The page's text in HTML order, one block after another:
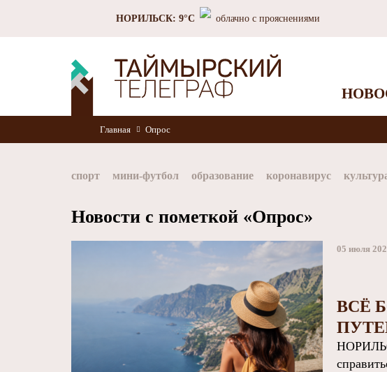
НОРИЛЬСК: 9°C облачно с прояснениями
Главная Опрос
спорт мини-футбол образование коронавирус
Новости с пометкой «Опрос»
05 июля
ВСЁ